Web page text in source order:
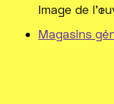
Image de
Magasins